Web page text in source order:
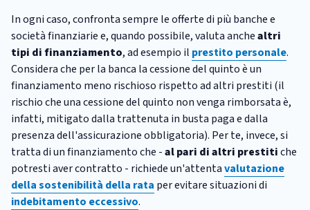
In ogni caso, confronta sempre le offerte di più banche e
società finanziarie e, quando possibile, valuta anchealtri
tipi di finanziamento, ad esempio il prestito personale.
Considera che per la banca la cessione del quinto è un
finanziamento meno rischioso rispetto ad altri prestiti (il
rischio che una cessione del quinto non venga rimborsata è,
infatti, mitigato dalla trattenuta in busta paga e dalla
presenza dell'assicurazione obbligatoria). Per te, invece, si
tratta di un finanziamento che -al pari di altri prestitiche
potresti aver contratto - richiede un'attentavalutazione
della sostenibilità della rata per evitare situazioni di
indebitamento eccessivo.